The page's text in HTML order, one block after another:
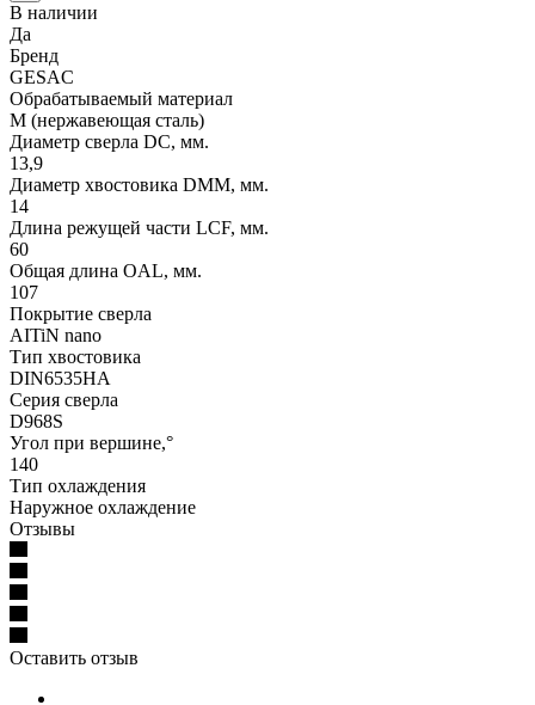
В наличии
Да
Бренд
GESAC
Обрабатываемый материал
M (нержавеющая сталь)
Диаметр сверла DC, мм.
13,9
Диаметр хвостовика DMM, мм.
14
Длина режущей части LСF, мм.
60
Общая длина OAL, мм.
107
Покрытие сверла
AITiN nano
Тип хвостовика
DIN6535HA
Серия сверла
D968S
Угол при вершине,°
140
Тип охлаждения
Наружное охлаждение
Отзывы
Оставить отзыв